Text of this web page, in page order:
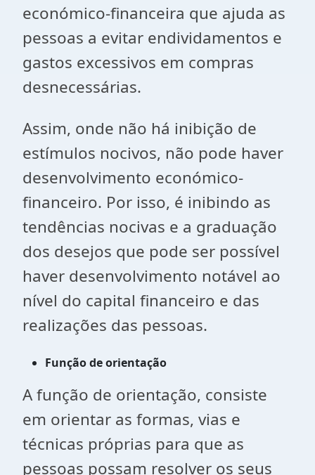
económico-financeira que ajuda as
pessoas a evitar endividamentos e
gastos excessivos em compras
desnecessárias.
Assim, onde não há inibição de
estímulos nocivos, não pode haver
desenvolvimento económico-
financeiro. Por isso, é inibindo as
tendências nocivas e a graduação
dos desejos que pode ser possível
haver desenvolvimento notável ao
nível do capital financeiro e das
realizações das pessoas.
Função de orientação
A função de orientação, consiste
em orientar as formas, vias e
técnicas próprias para que as
pessoas possam resolver os seus